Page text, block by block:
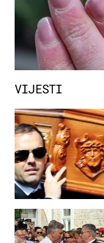
VIJESTI